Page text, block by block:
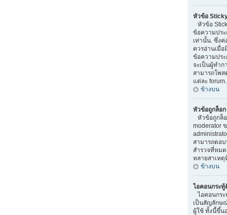
หัวข้อ
หัวข้อ
ข้อความปร
เท่านั้น. ซึ่ง
ควรอ่านเมื่อ
ข้อความประ
จะเป็นผู้ทำ
สามารถโพ
แต่ละ forum.
ข้างบน
หัวข้อถูกล็อก
หัวข้อถูกล็
moderator
สามารถตอ
สำรวจที่หม
หลายสาเห
ข้างบน
ไอคอนกระทู้
ไอคอนกระ
เป็นสัญลักษ
ผู้ใช้ ทั้งนี้ขึ้น